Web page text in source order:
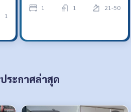
1
1 1 21-50
ประกาศล่าสุด